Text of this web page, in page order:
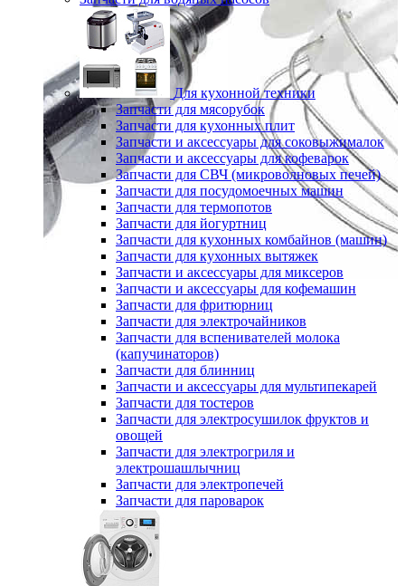
Для кухонной техники
Запчасти для мясорубок
Запчасти для кухонных плит
Запчасти и аксессуары для соковыжималок
Запчасти и аксессуары для кофеварок
Запчасти для СВЧ (микроволновых печей)
Запчасти для посудомоечных машин
Запчасти для термопотов
Запчасти для йогуртниц
Запчасти для кухонных комбайнов (машин)
Запчасти для кухонных вытяжек
Запчасти и аксессуары для миксеров
Запчасти и аксессуары для кофемашин
Запчасти для фритюрниц
Запчасти для электрочайников
Запчасти для вспенивателей молока
(капучинаторов)
Запчасти для блинниц
Запчасти и аксессуары для мультипекарей
Запчасти для тостеров
Запчасти для электросушилок фруктов и
овощей
Запчасти для электрогриля и
электрошашлычниц
Запчасти для электропечей
Запчасти для пароварок